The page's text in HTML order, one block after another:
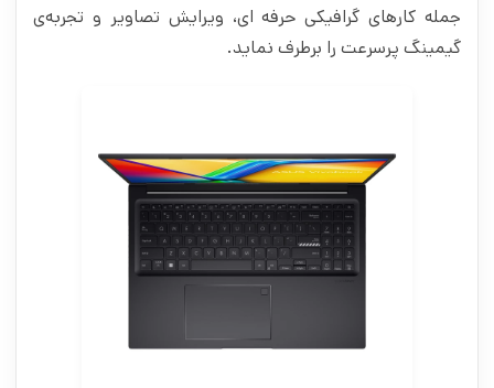
جمله کارهای گرافیکی حرفه‌ ای، ویرایش تصاویر و تجربه‌ی
گیمینگ پرسرعت را برطرف نماید.